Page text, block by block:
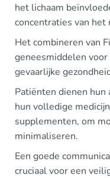
het lichaam
concentraties van het
Het combineren van
geneesmiddelen
gevaarlijke
Patiënten dienen
hun volledige
supplementen, om
minimaliseren.
Een goede
cruciaal voor een